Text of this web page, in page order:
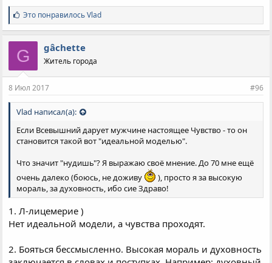
С
и
м
п
а
т
и
:
Это понравилосьVlad
G gâchette
Житель города
8 Июл 2017 #96
Vlad написал(а):
Если Всевышний дарует мужчине настоящее Чувство - то он
становится такой вот "идеальной моделью".
Что значит "нудишь"? Я выражаю своё мнение. До 70 мне ещё
очень далеко (боюсь, не доживу
), просто я за высокую
мораль, за духовность, ибо сие Здраво!
1. Л-лицемерие )
Нет идеальной модели, а чувства проходят.
2. Бояться бессмысленно. Высокая мораль и духовность